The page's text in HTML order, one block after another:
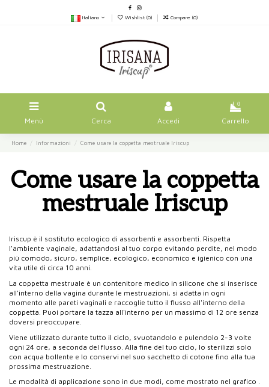
Italiano Wishlist (0) Compare (0)
Menù Cerca Accedi
0
Carrello
Home Informazioni Come usare la coppetta mestruale Iriscup
Come usare la coppetta
mestruale Iriscup
Iriscup è il sostituto ecologico di assorbenti e assorbenti. Rispetta
l'ambiente vaginale, adattandosi al tuo corpo evitando perdite, nel modo
più comodo, sicuro, semplice, ecologico, economico e igienico con una
vita utile di circa 10 anni.
La coppetta mestruale è un contenitore medico in silicone che si inserisce
all'interno della vagina durante le mestruazioni, si adatta in ogni
momento alle pareti vaginali e raccoglie tutto il flusso all'interno della
coppetta. Puoi portare la tazza all'interno per un massimo di 12 ore senza
doversi preoccupare.
Viene utilizzato durante tutto il ciclo, svuotandolo e pulendolo 2-3 volte
ogni 24 ore, a seconda del flusso. Alla fine del tuo ciclo, lo sterilizzi solo
con acqua bollente e lo conservi nel suo sacchetto di cotone fino alla tua
prossima mestruazione.
Le modalità di applicazione sono in due modi, come mostrato nel grafico .